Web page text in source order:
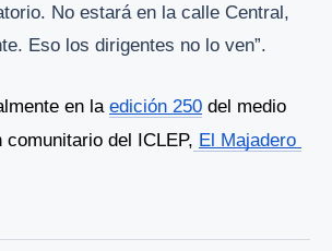
No estará en la calle Central,
Eso los dirigentes no lo ven”.
en la edición 250 del medio
del ICLEP, El Majadero